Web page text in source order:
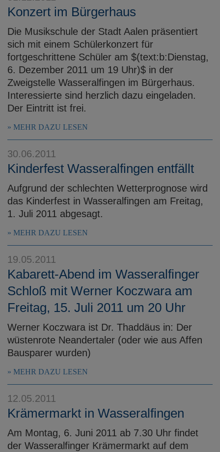
Konzert im Bürgerhaus
Die Musikschule der Stadt Aalen präsentiert
sich mit einem Schülerkonzert für
fortgeschrittene Schüler am $(text:b:Dienstag,
6. Dezember 2011 um 19 Uhr)$ in der
Zweigstelle Wasseralfingen im Bürgerhaus.
Interessierte sind herzlich dazu eingeladen.
Der Eintritt ist frei.
MEHR DAZU LESEN
30.06.2011
Kinderfest Wasseralfingen entfällt
Aufgrund der schlechten Wetterprognose wird
das Kinderfest in Wasseralfingen am Freitag,
1. Juli 2011 abgesagt.
MEHR DAZU LESEN
19.05.2011
Kabarett-Abend im Wasseralfinger
Schloß mit Werner Koczwara am
Freitag, 15. Juli 2011 um 20 Uhr
Werner Koczwara ist Dr. Thaddäus in: Der
wüstenrote Neandertaler (oder wie aus Affen
Bausparer wurden)
MEHR DAZU LESEN
12.05.2011
Krämermarkt in Wasseralfingen
Am Montag, 6. Juni 2011 ab 7.30 Uhr findet
der Wasseralfinger Krämermarkt auf dem